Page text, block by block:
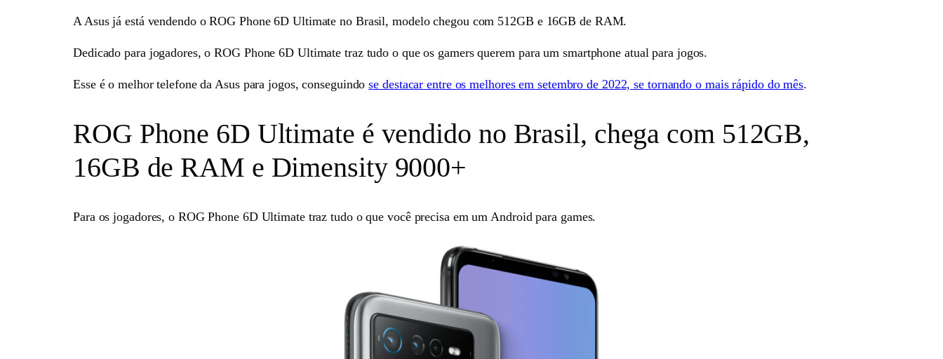
A Asus já está vendendo o ROG Phone 6D Ultimate no Brasil, modelo chegou com 512GB e 16GB de RAM.
Dedicado para jogadores, o ROG Phone 6D Ultimate traz tudo o que os gamers querem para um smartphone atual para jogos.
Esse é o melhor telefone da Asus para jogos, conseguindose destacar entre os melhores em setembro de 2022, se tornando o mais rápido do mês.
ROG Phone 6D Ultimate é vendido no Brasil, chega com 512GB,
16GB de RAM e Dimensity 9000+
Para os jogadores, o ROG Phone 6D Ultimate traz tudo o que você precisa em um Android para games.